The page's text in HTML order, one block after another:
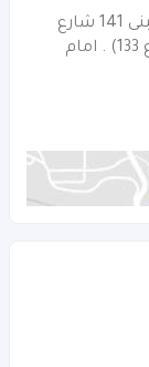
شقة 3 الطابق الثانى مبنى 141 شارع
على بن ابى طالب (شارع 133) . امام